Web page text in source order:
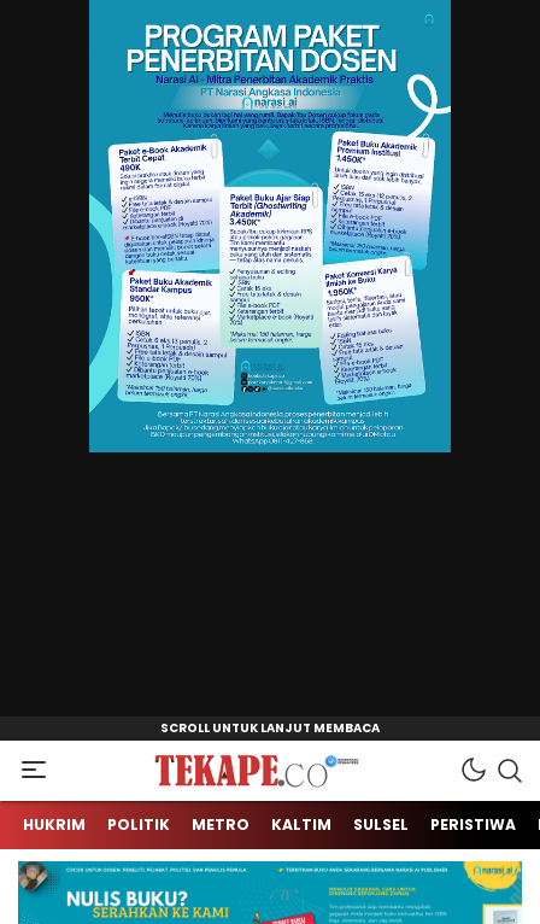
Tekape.co
Jendela Informasi Kita
HUKRIM POLITIK METRO KALTIM SULSEL PERISTIWA